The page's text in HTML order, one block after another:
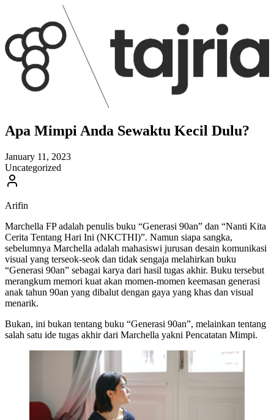
Apa Mimpi Anda Sewaktu Kecil Dulu?
January 11, 2023
Uncategorized
Arifin
Marchella FP adalah penulis buku “Generasi 90an” dan “Nanti Kita
Cerita Tentang Hari Ini (NKCTHI)”. Namun siapa sangka,
sebelumnya Marchella adalah mahasiswi jurusan desain komunikasi
visual yang terseok-seok dan tidak sengaja melahirkan buku
“Generasi 90an” sebagai karya dari hasil tugas akhir. Buku tersebut
merangkum memori kuat akan momen-momen keemasan generasi
anak tahun 90an yang dibalut dengan gaya yang khas dan visual
menarik.
Bukan, ini bukan tentang buku “Generasi 90an”, melainkan tentang
salah satu ide tugas akhir dari Marchella yakni Pencatatan Mimpi.